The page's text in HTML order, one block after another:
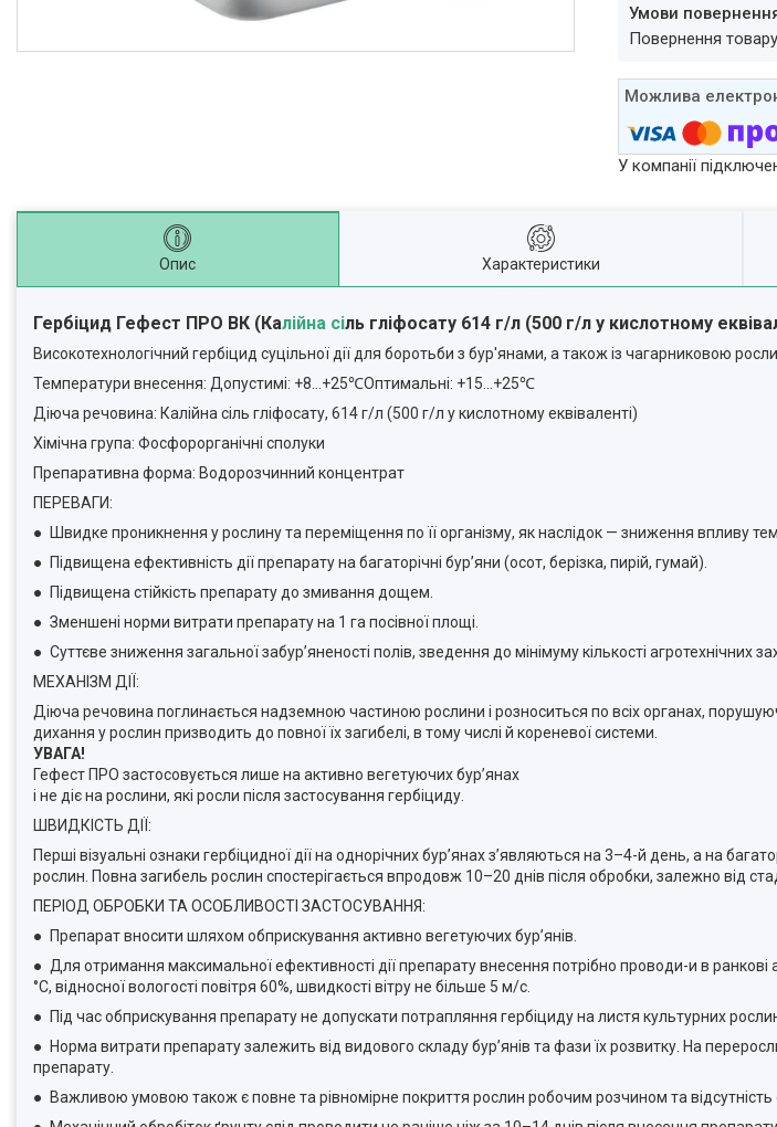
повернення
У компанії
Опис Характеристики
Гербіцид Гефест ПРО ВК (Калійна сіль гліфосату 614 г/л (500 г/л у кислотному
Високотехнологічний гербіцид суцільної дії для боротьби з бур'янами, а також із чагарниковою
Температури внесення: Допустимі: +8…+25℃Оптимальні: +15…+25℃
Діюча речовина: Калійна сіль гліфосату, 614 г/л (500 г/л у кислотному еквіваленті)
Хімічна група: Фосфорорганічні сполуки
Препаративна форма: Водорозчинний концентрат
ПЕРЕВАГИ:
● Швидке проникнення у рослину та переміщення по її організму, як наслідок — зниження впливу
● Підвищена ефективність дії препарату на багаторічні бур’яни (осот, берізка, пирій, гумай).
● Підвищена стійкість препарату до змивання дощем.
● Зменшені норми витрати препарату на 1 га посівної площі.
● Суттєве зниження загальної забур’яненості полів, зведення до мінімуму кількості агротехнічних
МЕХАНІЗМ ДІЇ:
Діюча речовина поглинається надземною частиною рослини і розноситься по всіх органах,
дихання у рослин призводить до повної їх загибелі, в тому числі й кореневої системи.
УВАГА!
Гефест ПРО застосовується лише на активно вегетуючих бур’янах
і не діє на рослини, які росли після застосування гербіциду.
ШВИДКІСТЬ ДІЇ:
Перші візуальні ознаки гербіцидної дії на однорічних бур’янах з’являються на 3–4-й день, а на
рослин. Повна загибель рослин спостерігається впродовж 10–20 днів після обробки, залежно від
ПЕРІОД ОБРОБКИ ТА ОСОБЛИВОСТІ ЗАСТОСУВАННЯ:
● Препарат вносити шляхом обприскування активно вегетуючих бур’янів.
● Для отримання максимальної ефективності дії препарату внесення потрібно проводи-и в ранкові
°С, відносної вологості повітря 60%, швидкості вітру не більше 5 м/с.
● Під час обприскування препарату не допускати потрапляння гербіциду на листя культурних
● Норма витрати препарату залежить від видового складу бур’янів та фази їх розвитку. На
препарату.
● Важливою умовою також є повне та рівномірне покриття рослин робочим розчином та відсутність